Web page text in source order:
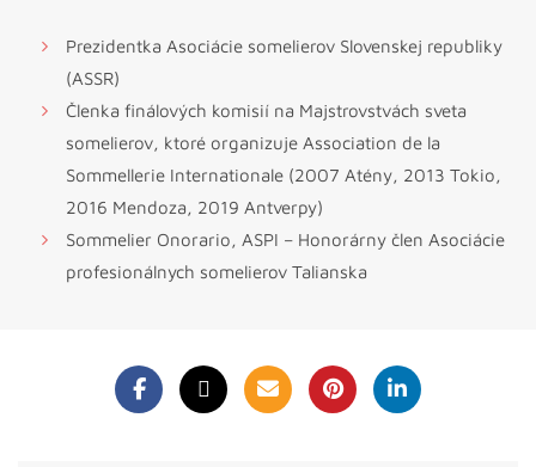
Prezidentka Asociácie somelierov Slovenskej republiky
(ASSR)
Členka finálových komisií na Majstrovstvách sveta
somelierov, ktoré organizuje Association de la
Sommellerie Internationale (2007 Atény, 2013 Tokio,
2016 Mendoza, 2019 Antverpy)
Sommelier Onorario, ASPI – Honorárny člen Asociácie
profesionálnych somelierov Talianska